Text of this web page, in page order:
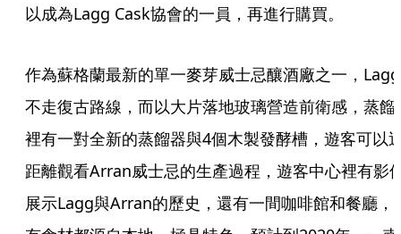
以成為Lagg Cask協會的一員，再進行購買。
作為蘇格蘭最新的單一麥芽威士忌釀酒廠之一，Lagg
不走復古路線，而以大片落地玻璃營造前衛感，蒸餾
裡有一對全新的蒸餾器與4個木製發酵槽，遊客可以
距離觀看Arran威士忌的生產過程，遊客中心裡有影
展示Lagg與Arran的歷史，還有一間咖啡館和餐廳，